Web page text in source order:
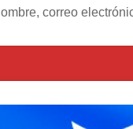
correo